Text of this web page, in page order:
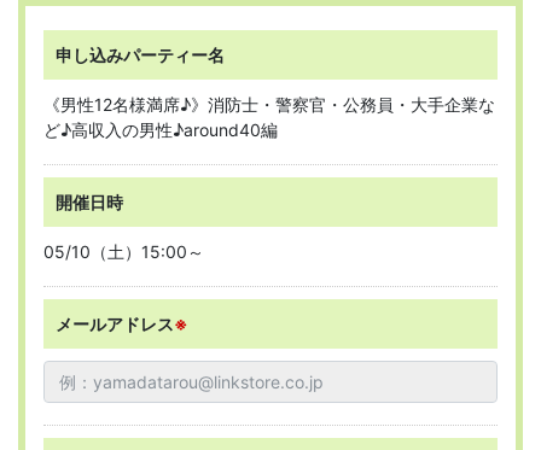
申し込みパーティー名
《男性12名様満席♪》消防士・警察官・公務員・大手企業な
ど♪高収入の男性♪around40編
開催日時
05/10（土）15:00～
メールアドレス※